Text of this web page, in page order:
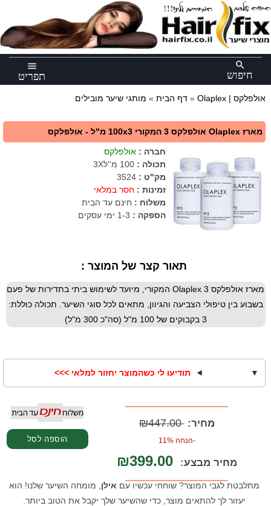
menu
תפריט
search
חיפוש
דף הבית » מותגי שיער מובילים » Olaplex | אולפלקס
מארז Olaplex אולפלקס 3 המקורי 100x3 מ"ל - אולפלקס
חברה : אולפלקס
תכולה : 100 מ''ל3X
מק"ט :
3524
זמינות : חסר במלאי
משלוח : חינם עד הבית
הספקה : 1-3 ימי עסקים
תאור קצר של המוצר :
מארז אולפלקס Olaplex 3 המקורי, מיועד לשימוש ביתי בתדירות של פעם
בשבוע בין טיפולי הצביעה והגיוון, מתאים לכל סוגי השיער. תכולה כוללת:
3 בקבוקים של 100 מ"ל (סה"כ 300 מ"ל)
תודיעו לי כשהמוצר יחזור למלאי >>>
מחיר: ₪447.00
-הנחה 11%
מחיר מבצע: ₪399.00
הוספה לסל
מתלבטת לגבי המוצר? שוחחי עכשיו עם אילן , מומחה השיער שלנו! הוא
יעזור לך להתאים מוצר, כדי שהשיער שלך יקבל את הטוב ביותר.
×